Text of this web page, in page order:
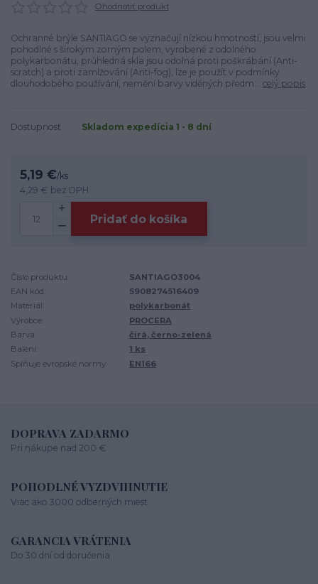
Ohodnotiť produkt
Ochranné brýle SANTIAGO se vyznačují nízkou hmotností, jsou velmi
pohodlné s širokým zorným polem, vyrobené z odolného
polykarbonátu, průhledná skla jsou odolná proti poškrábání (Anti-
scratch) a proti zamlžování (Anti-fog), lze je použít v podmínky
dlouhodobého používání, nemění barvy viděných předm... celý popis
Dostupnosť Skladom expedícia 1 - 8 dní
5,19 €/ks
4,29 € bez DPH
Pridať do košíka
Číslo produktu:
SANTIAGO3004
EAN kód:
5908274516409
Materiál:
polykarbonát
Výrobce:
PROCERA
Barva:
čirá, černo-zelená
Balení:
1 ks
Splňuje evropské normy:
EN166
DOPRAVA ZADARMO
Pri nákupe nad 200 €
POHODLNÉ VYZDVIHNUTIE
Viac ako 3000 odberných miest
GARANCIA VRÁTENIA
Do 30 dní od doručenia